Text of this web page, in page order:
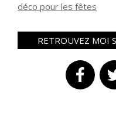
déco pour les fêtes
RETROUVEZ MOI